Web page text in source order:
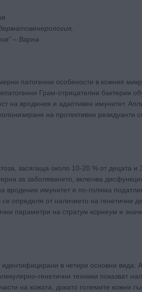
– Варна
патогенни особености в кожния
Грам-отрицателни бактерии
на вродения и адаптивен имунитет.
на протективни резидуанти
засягаща около 10-20 % от децата и
за заболяването, включва
вродения имунитет и по-голяма
определя от наличието на генетични
параметри на стратум корнеум и
в четири основни вида:
генетични техники показват
на кожата, докато големите кожни